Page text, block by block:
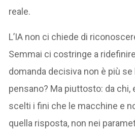
reale.
L’IA non ci chiede di
Semmai ci costringe a
domanda decisiva non è più
pensano? Ma piuttosto: da chi,
scelti i fini che le macchine e
quella risposta, non nei